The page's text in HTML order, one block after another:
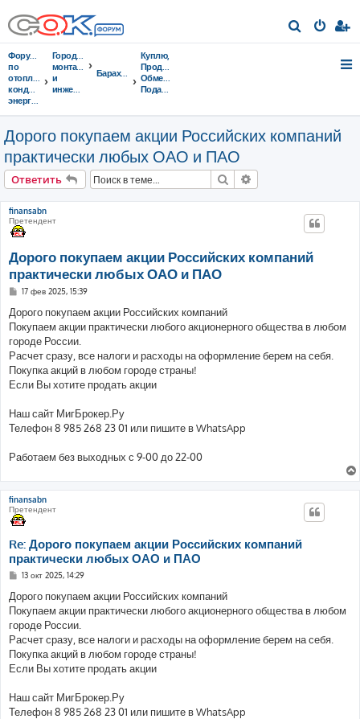
о
Форумы
по
отоплению,
кондиционированию,
энергосбережению
Городок
монтажников
и
инженеров
Барахолка
Куплю,
Продам,
Обменяю,
Подарю,...
Дорого покупаем акции Российских компаний
практически любых ОАО и ПАО
Ответить Поиск
finansabn
Претендент
Дорого покупаем акции Российских компаний
практически любых ОАО и ПАО
С
о
б
щ
е
н
и
е
17 фев 2025, 15:39
Дорого покупаем акции Российских компаний
Покупаем акции практически любого акционерного общества в любом
городе России.
Расчет сразу, все налоги и расходы на оформление берем на себя.
Покупка акций в любом городе страны!
Если Вы хотите продать акции
Наш сайт МигБрокер.Ру
Телефон 8 985 268 23 01 или пишите в WhatsApp
Работаем без выходных с 9-00 до 22-00
finansabn
Претендент
Re: Дорого покупаем акции Российских компаний
практически любых ОАО и ПАО
С
о
б
щ
е
н
и
е
13 окт 2025, 14:29
Дорого покупаем акции Российских компаний
Покупаем акции практически любого акционерного общества в любом
городе России.
Расчет сразу, все налоги и расходы на оформление берем на себя.
Покупка акций в любом городе страны!
Если Вы хотите продать акции
Наш сайт МигБрокер.Ру
Телефон 8 985 268 23 01 или пишите в WhatsApp